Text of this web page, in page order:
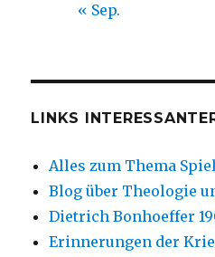
« Sep.
LINKS
Alles zum Thema
Blog über Theologie
Dietrich Bonhoeffer
Erinnerungen der